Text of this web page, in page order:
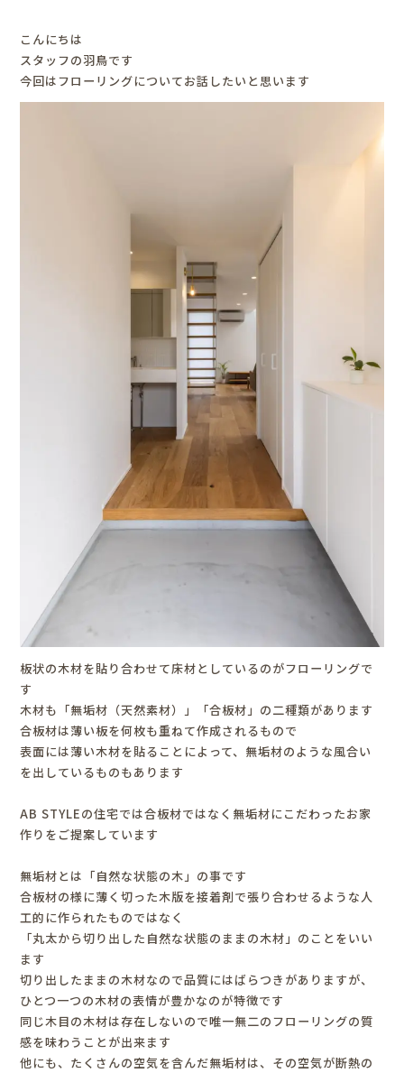
こんにちは
スタッフの羽鳥です
今回はフローリングについてお話したいと思います
板状の木材を貼り合わせて床材としているのがフローリングで
す
木材も「無垢材（天然素材）」「合板材」の二種類があります
合板材は薄い板を何枚も重ねて作成されるもので
表面には薄い木材を貼ることによって、無垢材のような風合い
を出しているものもあります
AB STYLEの住宅では合板材ではなく無垢材にこだわったお家
作りをご提案しています
無垢材とは「自然な状態の木」の事です
合板材の様に薄く切った木版を接着剤で張り合わせるような人
工的に作られたものではなく
「丸太から切り出した自然な状態のままの木材」のことをいい
ます
切り出したままの木材なので品質にはばらつきがありますが、
ひとつ一つの木材の表情が豊かなのが特徴です
同じ木目の木材は存在しないので唯一無二のフローリングの質
感を味わうことが出来ます
他にも、たくさんの空気を含んだ無垢材は、その空気が断熱の